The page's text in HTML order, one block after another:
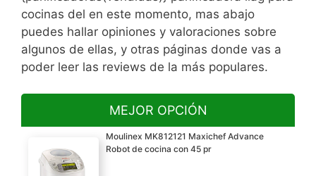
cocinas del en este momento, mas abajo
puedes hallar opiniones y valoraciones sobre
algunos de ellas, y otras páginas donde vas a
poder leer las reviews de la más populares.
MEJOR OPCIÓN
Moulinex MK812121 Maxichef Advance
Robot de cocina con 45 pr